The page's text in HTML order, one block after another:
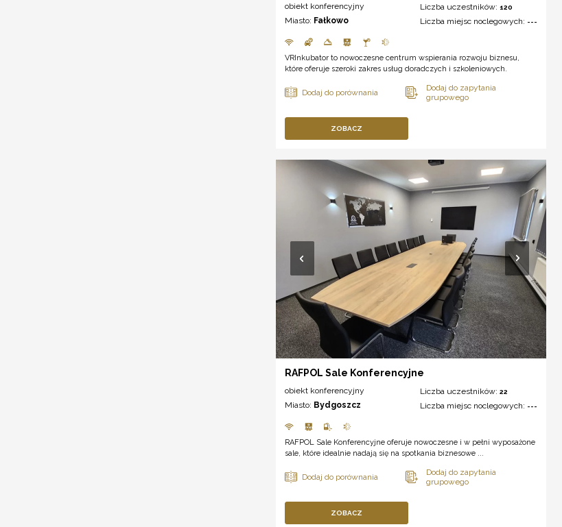
obiekt konferencyjny
Miasto: Fałkowo
Liczba uczestników:120
Liczba miejsc noclegowych: ---
VRInkubator to nowoczesne centrum wspierania rozwoju biznesu,
które oferuje szeroki zakres usług doradczych i szkoleniowych.
ZOBACZ
RAFPOL Sale Konferencyjne
obiekt konferencyjny
Miasto: Bydgoszcz
Liczba uczestników:22
Liczba miejsc noclegowych: ---
RAFPOL Sale Konferencyjne oferuje nowoczesne i w pełni wyposażone
sale, które idealnie nadają się na spotkania biznesowe ...
ZOBACZ